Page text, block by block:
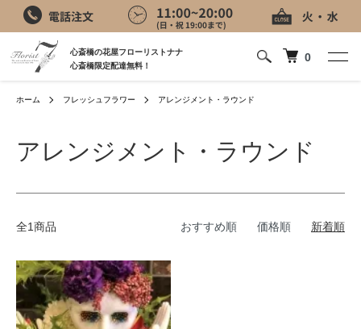
心斎橋の花屋フローリストナナ
心斎橋限定配達無料！
0
ホーム フレッシュフラワー アレンジメント・ラウンド
アレンジメント・ラウンド
全1商品 おすすめ順 価格順 新着順